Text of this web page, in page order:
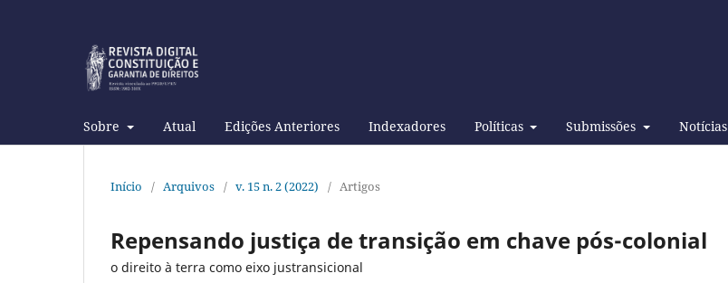
Sobre Atual Edições Anteriores Indexadores Políticas Submissões Notícias
Início / Arquivos / v. 15 n. 2 (2022) / Artigos
Repensando justiça de transição em chave pós-colonial
o direito à terra como eixo justransicional